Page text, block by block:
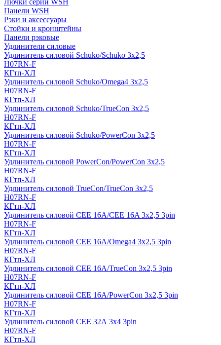
Лючки серии WSH
Панели WSH
Рэки и аксессуары
Стойки и кронштейны
Панели рэковые
Удлинители силовые
Удлинитель силовой Schuko/Schuko 3х2,5
H07RN-F
КГтп-ХЛ
Удлинитель силовой Schuko/Omega4 3х2,5
H07RN-F
КГтп-ХЛ
Удлинитель силовой Schuko/TrueCon 3х2,5
H07RN-F
КГтп-ХЛ
Удлинитель силовой Schuko/PowerCon 3х2,5
H07RN-F
КГтп-ХЛ
Удлинитель силовой PowerCon/PowerCon 3х2,5
H07RN-F
КГтп-ХЛ
Удлинитель силовой TrueCon/TrueCon 3х2,5
H07RN-F
КГтп-ХЛ
Удлинитель силовой CEE 16A/CEE 16A 3х2,5 3pin
H07RN-F
КГтп-ХЛ
Удлинитель силовой CEE 16A/Omega4 3х2,5 3pin
H07RN-F
КГтп-ХЛ
Удлинитель силовой CEE 16A/TrueCon 3х2,5 3pin
H07RN-F
КГтп-ХЛ
Удлинитель силовой CEE 16A/PowerCon 3х2,5 3pin
H07RN-F
КГтп-ХЛ
Удлинитель силовой CEE 32А 3х4 3pin
H07RN-F
КГтп-ХЛ